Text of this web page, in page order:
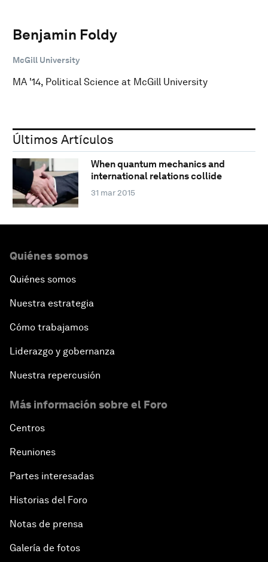
Benjamin Foldy
McGill University
MA '14, Political Science at McGill University
Últimos Artículos
When quantum mechanics and
international relations collide
31 mar 2015
Quiénes somos
Quiénes somos
Nuestra estrategia
Cómo trabajamos
Liderazgo y gobernanza
Nuestra repercusión
Más información sobre el Foro
Centros
Reuniones
Partes interesadas
Historias del Foro
Notas de prensa
Galería de fotos